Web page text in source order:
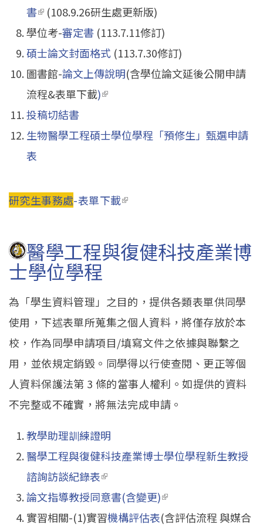
書(link is external)
(108.9.26研生處更新版)
學位考-審定書 (113.7.11修訂)
碩士論文封面格式 (113.7.30修訂)
圖書館-論文上傳說明(含學位論文延後公開申請
流程&表單下載)(link is external)
投稿切結書
生物醫學工程碩士學位學程「預修生」甄選申請
表
研究生事務處-表單下載(link is external)
醫學工程與復健科技產業博
士學位學程
為「學生資料管理」之目的，提供各類表單供同學
使用，下述表單所蒐集之個人資料，將僅存放於本
校，作為同學申請項目/填寫文件之依據與聯繫之
用，並依規定銷毀。同學得以行使查閱、更正等個
人資料保護法第 3 條的當事人權利。如提供的資料
不完整或不確實，將無法完成申請。
教學助理訓練證明
醫學工程與復健科技產業博士學位學程新生教授
諮詢訪談紀錄表(link is external)
論文指導教授同意書(含變更)(link is external)
實習相關-(1)實習機構評估表(含評估流程 與媒合